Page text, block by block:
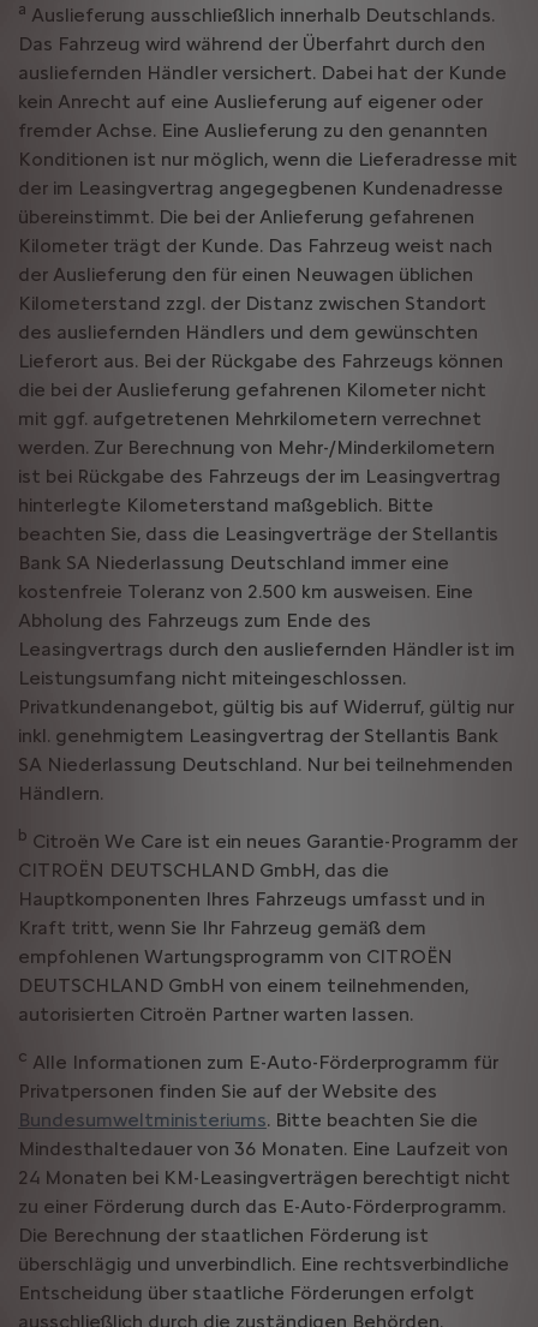
a Auslieferung ausschließlich innerhalb Deutschlands.
Das Fahrzeug wird während der Überfahrt durch den
ausliefernden Händler versichert. Dabei hat der Kunde
kein Anrecht auf eine Auslieferung auf eigener oder
fremder Achse. Eine Auslieferung zu den genannten
Konditionen ist nur möglich, wenn die Lieferadresse mit
der im Leasingvertrag angegegbenen Kundenadresse
übereinstimmt. Die bei der Anlieferung gefahrenen
Kilometer trägt der Kunde. Das Fahrzeug weist nach
der Auslieferung den für einen Neuwagen üblichen
Kilometerstand zzgl. der Distanz zwischen Standort
des ausliefernden Händlers und dem gewünschten
Lieferort aus. Bei der Rückgabe des Fahrzeugs können
die bei der Auslieferung gefahrenen Kilometer nicht
mit ggf. aufgetretenen Mehrkilometern verrechnet
werden. Zur Berechnung von Mehr-/Minderkilometern
ist bei Rückgabe des Fahrzeugs der im Leasingvertrag
hinterlegte Kilometerstand maßgeblich. Bitte
beachten Sie, dass die Leasingverträge der Stellantis
Bank SA Niederlassung Deutschland immer eine
kostenfreie Toleranz von 2.500 km ausweisen. Eine
Abholung des Fahrzeugs zum Ende des
Leasingvertrags durch den ausliefernden Händler ist im
Leistungsumfang nicht miteingeschlossen.
Privatkundenangebot, gültig bis auf Widerruf, gültig nur
inkl. genehmigtem Leasingvertrag der Stellantis Bank
SA Niederlassung Deutschland. Nur bei teilnehmenden
Händlern.
b Citroën We Care ist ein neues Garantie-Programm der
CITROËN DEUTSCHLAND GmbH, das die
Hauptkomponenten Ihres Fahrzeugs umfasst und in
Kraft tritt, wenn Sie Ihr Fahrzeug gemäß dem
empfohlenen Wartungsprogramm von CITROËN
DEUTSCHLAND GmbH von einem teilnehmenden,
autorisierten Citroën Partner warten lassen.
c Alle Informationen zum E-Auto-Förderprogramm für
Privatpersonen finden Sie auf der Website des
Bundesumweltministeriums. Bitte beachten Sie die
Mindesthaltedauer von 36 Monaten. Eine Laufzeit von
24 Monaten bei KM-Leasingverträgen berechtigt nicht
zu einer Förderung durch das E-Auto-Förderprogramm.
Die Berechnung der staatlichen Förderung ist
überschlägig und unverbindlich. Eine rechtsverbindliche
Entscheidung über staatliche Förderungen erfolgt
ausschließlich durch die zuständigen Behörden.